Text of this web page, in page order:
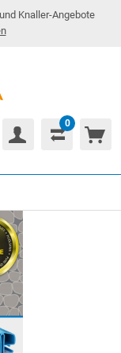
Knaller-Angebote
0